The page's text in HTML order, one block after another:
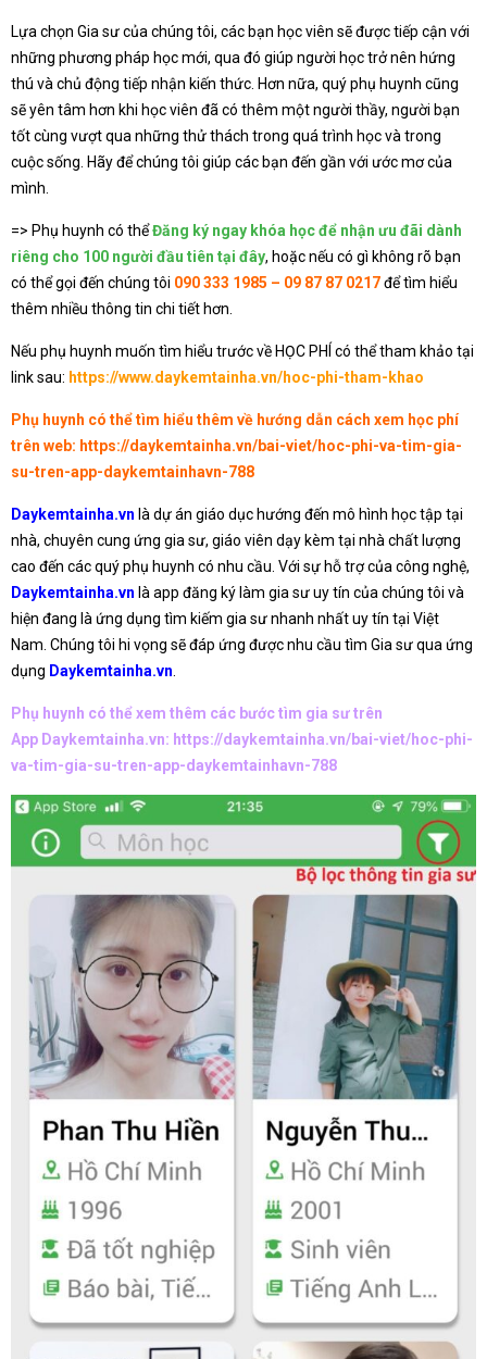
Lựa chọn Gia sư của chúng tôi, các bạn học viên sẽ được tiếp cận với
những phương pháp học mới, qua đó giúp người học trở nên hứng
thú và chủ động tiếp nhận kiến thức. Hơn nữa, quý phụ huynh cũng
sẽ yên tâm hơn khi học viên đã có thêm một người thầy, người bạn
tốt cùng vượt qua những thử thách trong quá trình học và trong
cuộc sống. Hãy để chúng tôi giúp các bạn đến gần với ước mơ của
mình.
=> Phụ huynh có thểĐăng ký ngay khóa học để nhận ưu đãi dành
riêng cho 100 người đầu tiên tại đây, hoặc nếu có gì không rõ bạn
có thể gọi đến chúng tôi 090 333 1985 – 09 87 87 0217để tìm hiểu
thêm nhiều thông tin chi tiết hơn.
Nếu phụ huynh muốn tìm hiểu trước về HỌC PHÍ có thể tham khảo tại
link sau: https://www.daykemtainha.vn/hoc-phi-tham-khao
Phụ huynh có thể tìm hiểu thêm về hướng dẫn cách xem học phí
trên web: https://daykemtainha.vn/bai-viet/hoc-phi-va-tim-gia-
su-tren-app-daykemtainhavn-788
Daykemtainha.vn là dự án giáo dục hướng đến mô hình học tập tại
nhà, chuyên cung ứng gia sư, giáo viên dạy kèm tại nhà chất lượng
cao đến các quý phụ huynh có nhu cầu. Với sự hỗ trợ của công nghệ,
Daykemtainha.vn là app đăng ký làm gia sư uy tín của chúng tôi và
hiện đang là ứng dụng tìm kiếm gia sư nhanh nhất uy tín tại Việt
Nam. Chúng tôi hi vọng sẽ đáp ứng được nhu cầu tìm Gia sư qua ứng
dụng Daykemtainha.vn.
Phụ huynh có thể xem thêm các bước tìm gia sư trên
App Daykemtainha.vn: https://daykemtainha.vn/bai-viet/hoc-phi-
va-tim-gia-su-tren-app-daykemtainhavn-788